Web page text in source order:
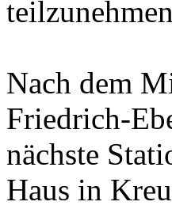
teilzunehmen
Nach dem
Friedrich-
nächste
Haus in